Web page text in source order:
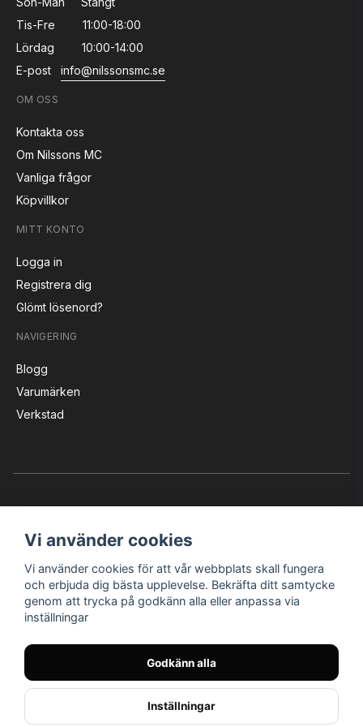
Tis-Fre
11:00-18:00
Lördag
10:00-14:00
E-post
info@nilssonsmc.se
OM OSS
Kontakta oss
Om Nilssons MC
Vanliga frågor
Köpvillkor
MITT KONTO
Logga in
Registrera dig
Glömt lösenord?
NAVIGERING
Blogg
Varumärken
Verkstad
© Nilssons MC - Allt för dig & din MC
Instagram Facebook YouTube
Vi använder cookies
Vi använder cookies för att vår webbplats skall fungera
och erbjuda dig bästa upplevelse. Bekräfta ditt samtycke
genom att trycka på godkänn alla eller anpassa via
inställningar
Godkänn alla
Inställningar